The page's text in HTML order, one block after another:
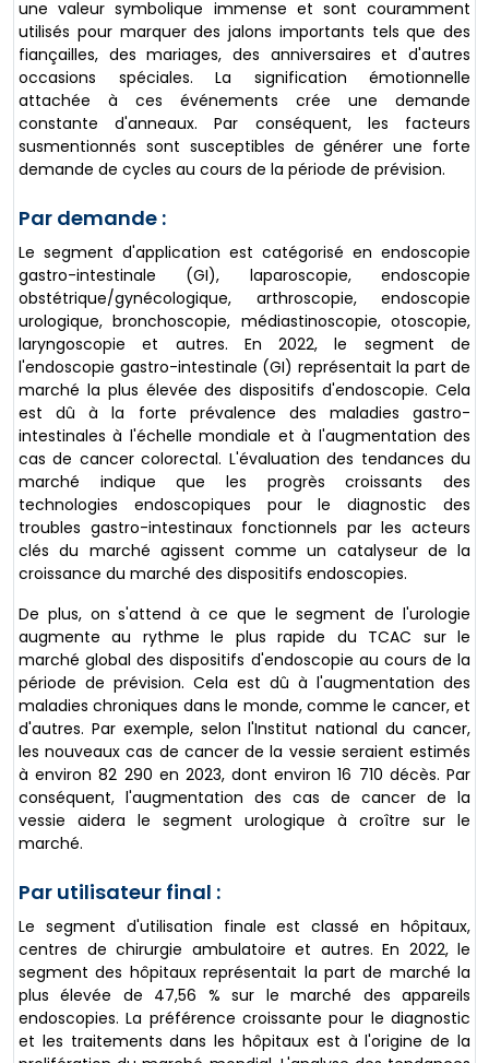
une valeur symbolique immense et sont couramment
utilisés pour marquer des jalons importants tels que des
fiançailles, des mariages, des anniversaires et d'autres
occasions spéciales. La signification émotionnelle
attachée à ces événements crée une demande
constante d'anneaux. Par conséquent, les facteurs
susmentionnés sont susceptibles de générer une forte
demande de cycles au cours de la période de prévision.
Par demande :
Le segment d'application est catégorisé en endoscopie
gastro-intestinale (GI), laparoscopie, endoscopie
obstétrique/gynécologique, arthroscopie, endoscopie
urologique, bronchoscopie, médiastinoscopie, otoscopie,
laryngoscopie et autres. En 2022, le segment de
l'endoscopie gastro-intestinale (GI) représentait la part de
marché la plus élevée des dispositifs d'endoscopie. Cela
est dû à la forte prévalence des maladies gastro-
intestinales à l'échelle mondiale et à l'augmentation des
cas de cancer colorectal. L'évaluation des tendances du
marché indique que les progrès croissants des
technologies endoscopiques pour le diagnostic des
troubles gastro-intestinaux fonctionnels par les acteurs
clés du marché agissent comme un catalyseur de la
croissance du marché des dispositifs endoscopies.
De plus, on s'attend à ce que le segment de l'urologie
augmente au rythme le plus rapide du TCAC sur le
marché global des dispositifs d'endoscopie au cours de la
période de prévision. Cela est dû à l'augmentation des
maladies chroniques dans le monde, comme le cancer, et
d'autres. Par exemple, selon l'Institut national du cancer,
les nouveaux cas de cancer de la vessie seraient estimés
à environ 82 290 en 2023, dont environ 16 710 décès. Par
conséquent, l'augmentation des cas de cancer de la
vessie aidera le segment urologique à croître sur le
marché.
Par utilisateur final :
Le segment d'utilisation finale est classé en hôpitaux,
centres de chirurgie ambulatoire et autres. En 2022, le
segment des hôpitaux représentait la part de marché la
plus élevée de 47,56 % sur le marché des appareils
endoscopies. La préférence croissante pour le diagnostic
et les traitements dans les hôpitaux est à l'origine de la